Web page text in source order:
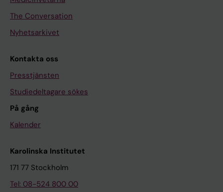
The Conversation
Nyhetsarkivet
Kontakta oss
Presstjänsten
Studiedeltagare sökes
På gång
Kalender
Karolinska Institutet
171 77 Stockholm
Tel: 08-524 800 00